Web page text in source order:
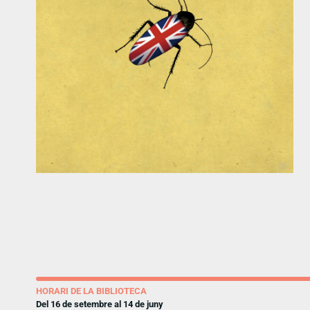
HORARI DE LA BIBLIOTECA
Del 16 de setembre al 14 de juny